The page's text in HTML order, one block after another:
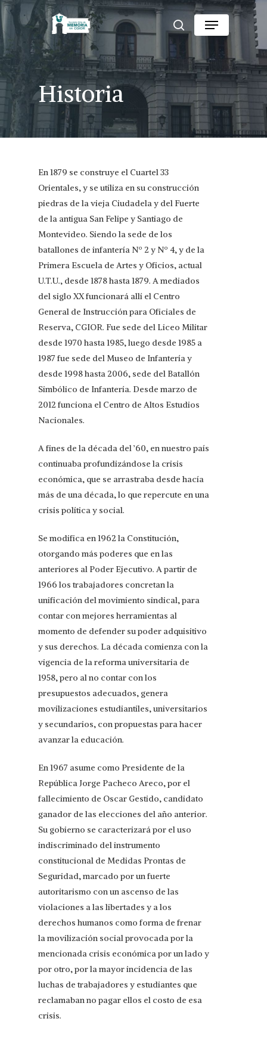
Skip
to
main
content
search
Menu
Historia
En 1879 se construye el Cuartel 33
Orientales, y se utiliza en su construcción
piedras de la vieja Ciudadela y del Fuerte
de la antigua San Felipe y Santiago de
Montevideo. Siendo la sede de los
batallones de infantería Nº 2 y Nº 4, y de la
Primera Escuela de Artes y Oficios, actual
U.T.U., desde 1878 hasta 1879. A mediados
del siglo XX funcionará allí el Centro
General de Instrucción para Oficiales de
Reserva, CGIOR. Fue sede del Liceo Militar
desde 1970 hasta 1985, luego desde 1985 a
1987 fue sede del Museo de Infantería y
desde 1998 hasta 2006, sede del Batallón
Simbólico de Infantería. Desde marzo de
2012 funciona el Centro de Altos Estudios
Nacionales.
A fines de la década del ’60, en nuestro país
continuaba profundizándose la crisis
económica, que se arrastraba desde hacía
más de una década, lo que repercute en una
crisis política y social.
Se modifica en 1962 la Constitución,
otorgando más poderes que en las
anteriores al Poder Ejecutivo. A partir de
1966 los trabajadores concretan la
unificación del movimiento sindical, para
contar con mejores herramientas al
momento de defender su poder adquisitivo
y sus derechos. La década comienza con la
vigencia de la reforma universitaria de
1958, pero al no contar con los
presupuestos adecuados, genera
movilizaciones estudiantiles, universitarios
y secundarios, con propuestas para hacer
avanzar la educación.
En 1967 asume como Presidente de la
República Jorge Pacheco Areco, por el
fallecimiento de Oscar Gestido, candidato
ganador de las elecciones del año anterior.
Su gobierno se caracterizará por el uso
indiscriminado del instrumento
constitucional de Medidas Prontas de
Seguridad, marcado por un fuerte
autoritarismo con un ascenso de las
violaciones a las libertades y a los
derechos humanos como forma de frenar
la movilización social provocada por la
mencionada crisis económica por un lado y
por otro, por la mayor incidencia de las
luchas de trabajadores y estudiantes que
reclamaban no pagar ellos el costo de esa
crisis.
Close
Menu